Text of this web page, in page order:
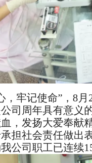
，牢记使命”， 8月
司周年具有意义
，发扬大爱奉献
担社会责任做出
我公司 职工已连续1